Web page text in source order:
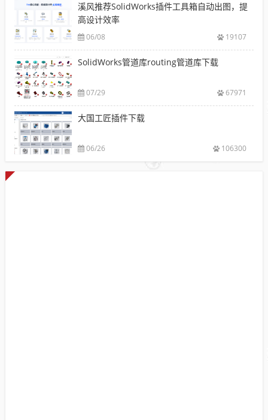
溪风推荐SolidWorks插件工具箱自动出图，提
高设计效率
06/08 19107
SolidWorks管道库routing管道库下载
07/29 67971
大国工匠插件下载
06/26 106300